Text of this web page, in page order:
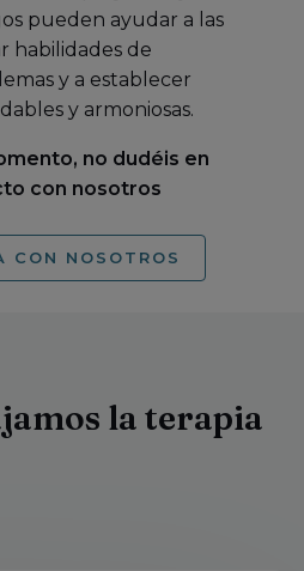
pueden ayudar a las
habilidades de
y a establecer
y armoniosas.
no dudéis en
con nosotros
CON NOSOTROS
la terapia